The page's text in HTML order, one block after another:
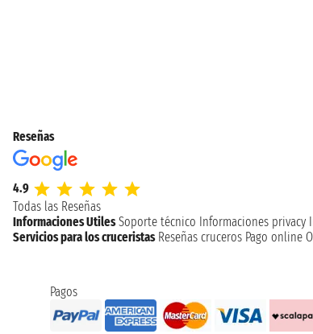
Reseñas
4.9
Todas las Reseñas
Informaciones Utiles Soporte técnico Informaciones privacy
Servicios para los cruceristas Reseñas cruceros Pago online
Pagos